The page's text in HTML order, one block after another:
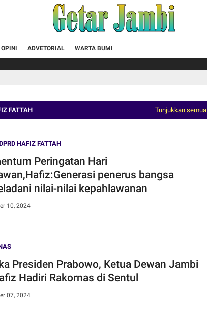
OPINI ADVETORIAL WARTA BUMI
FATTAH Tunjukkan semua
HAFIZ FATTAH
Peringatan Hari
penerus bangsa
nilai-nilai kepahlawanan
10, 2024
Presiden Prabowo, Ketua Dewan Jambi
Hadiri Rakornas di Sentul
07, 2024